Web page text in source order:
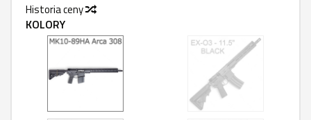
Historia ceny
KOLORY